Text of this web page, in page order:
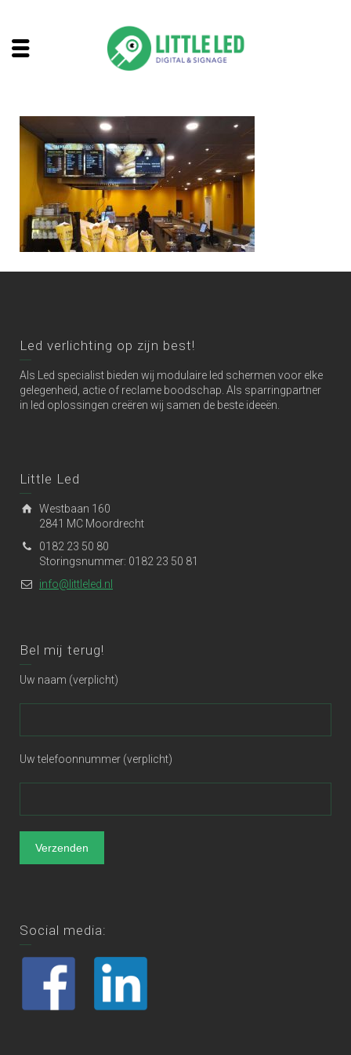
Led verlichting op zijn best!
Als Led specialist bieden wij modulaire led schermen voor elke
gelegenheid, actie of reclame boodschap. Als sparringpartner
in led oplossingen creëren wij samen de beste ideeën.
Little Led
Westbaan 160
2841 MC Moordrecht
0182 23 50 80
Storingsnummer: 0182 23 50 81
info@littleled.nl
Bel mij terug!
Uw naam (verplicht)
Uw telefoonnummer (verplicht)
Social media: